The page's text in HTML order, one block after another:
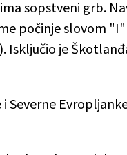
sopstveni grb.
počinje slovom
Isključio je
Severne